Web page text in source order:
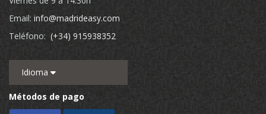
Email: info@madrideasy.com
Teléfono: (+34) 915938352
Idioma
Métodos de pago